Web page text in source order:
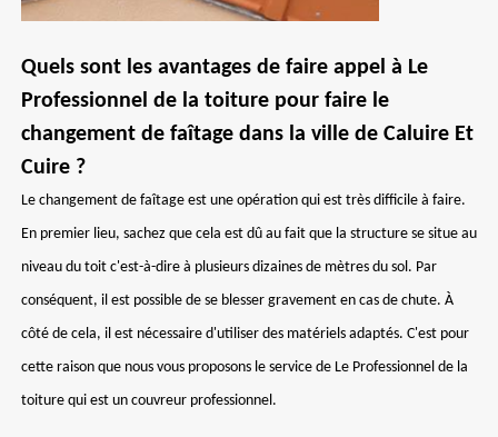
Quels sont les avantages de faire appel à Le
Professionnel de la toiture pour faire le
changement de faîtage dans la ville de Caluire Et
Cuire ?
Le changement de faîtage est une opération qui est très difficile à faire.
En premier lieu, sachez que cela est dû au fait que la structure se situe au
niveau du toit c'est-à-dire à plusieurs dizaines de mètres du sol. Par
conséquent, il est possible de se blesser gravement en cas de chute. À
côté de cela, il est nécessaire d'utiliser des matériels adaptés. C'est pour
cette raison que nous vous proposons le service de Le Professionnel de la
toiture qui est un couvreur professionnel.